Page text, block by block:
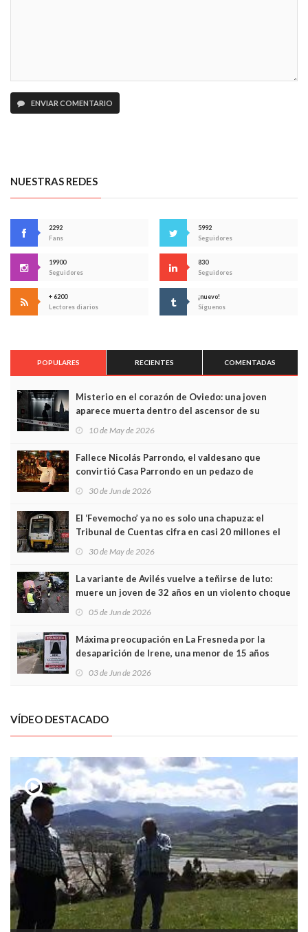
ENVIAR COMENTARIO
NUESTRAS REDES
2292
Fans
5992
Seguidores
19900
Seguidores
830
Seguidores
+ 6200
Lectores diarios
¡nuevo!
Síguenos
POPULARES RECIENTES COMENTADAS
Misterio en el corazón de Oviedo: una joven
aparece muerta dentro del ascensor de su
edificio y las cámaras captan sus últimos minutos
10 de May de 2026
Fallece Nicolás Parrondo, el valdesano que
convirtió Casa Parrondo en un pedazo de
Asturias en Madrid
30 de Jun de 2026
El ‘Fevemocho’ ya no es solo una chapuza: el
Tribunal de Cuentas cifra en casi 20 millones el
sobrecoste de los trenes que no cabían por los
30 de May de 2026
La variante de Avilés vuelve a teñirse de luto:
muere un joven de 32 años en un violento choque
frontal
05 de Jun de 2026
Máxima preocupación en La Fresneda por la
desaparición de Irene, una menor de 15 años
03 de Jun de 2026
VÍDEO DESTACADO